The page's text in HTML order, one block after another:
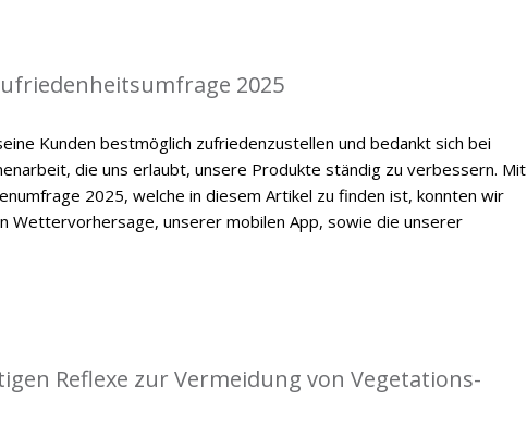
2025
Kunden bestmöglich zufriedenzustellen und bedankt sich bei
die uns erlaubt, unsere Produkte ständig zu verbessern. Mit
2025, welche in diesem Artikel zu finden ist, konnten wir
Wettervorhersage, unserer mobilen App, sowie die unserer
Reflexe zur Vermeidung von Vegetations-